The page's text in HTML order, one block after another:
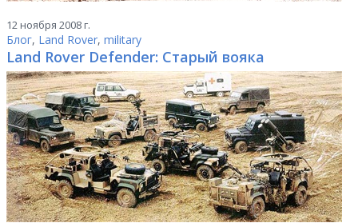
12 ноября 2008 г.
Блог, Land Rover, military
Land Rover Defender: Старый вояка